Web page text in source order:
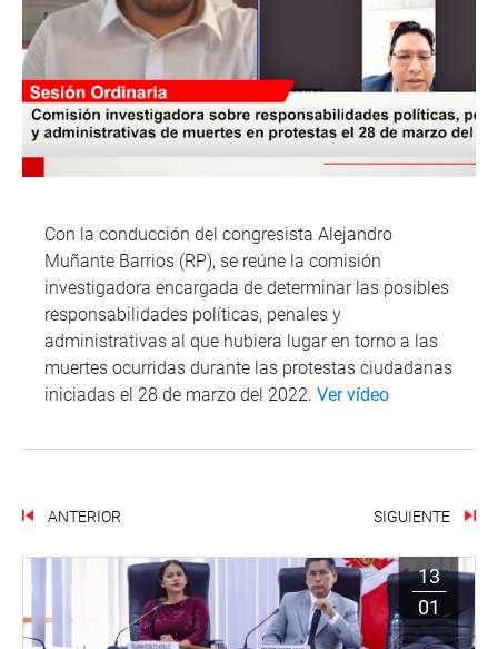
Con la conducción del congresista Alejandro
Muñante Barrios (RP), se reúne la comisión
investigadora encargada de determinar las posibles
responsabilidades políticas, penales y
administrativas al que hubiera lugar en torno a las
muertes ocurridas durante las protestas ciudadanas
iniciadas el 28 de marzo del 2022. Ver vídeo
ANTERIOR SIGUIENTE
13
01